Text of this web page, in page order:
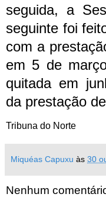
seguida, a
seguinte foi
com a
em 5 de
quitada em
da prestação
Tribuna do Norte
Miquéas Capuxu às 30
Nenhum